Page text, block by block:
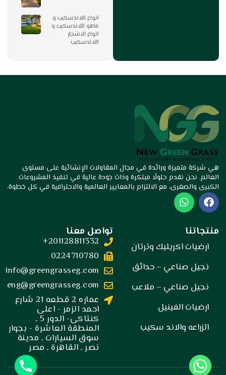
انواع اللاندسكيب و
ماهو اللاندسكيب و
انواع الاشجار
اللاندسكيب
هي شركة متميزة ورائدة في مجال المقاولات الإنشائية على مستوى
العالم. نحن نقدم حلولًا مبتكرة وذات جودة عالية في تنفيذ المشروعات
الكبرى والصغرى، مع الالتزام بالمعايير العالمية والاحترافية في كل خطوة.
F
a
c
e
b
o
k
W
h
a
a
p
منتجاتنا
ارضيات اكريليك وترتان
نجيل صناعي – حدائق
نجيل صناعي – ملاعب
ارضيات الفينيل
الزراعه والاند سكيب
تواصل معنا
201128811332+
0224710780
info@greengrasseg.com
eng@greengrasseg.com
عماره 2 قطعه 21 شارع
احمد الزمر - اعلى
كنتاكى- الدور 5 ـ
المنطقة العاشرة - بجوار
سوق السيارات ـ مدينة
نصر ـ القاهرة ـ مصر